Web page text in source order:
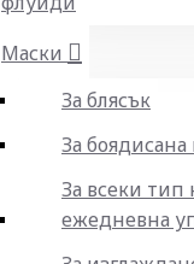
Маски
За блясък
За боядисана
За всеки тип
ежедневна